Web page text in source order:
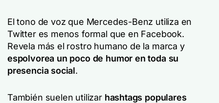
El tono de voz que Mercedes-Benz utiliza en
Twitter es menos formal que en Facebook.
Revela más el rostro humano de la marca y
espolvorea un poco de humor en toda su
presencia social.
También suelen utilizar hashtags populares